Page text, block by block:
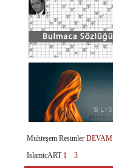
Muhteşem Resimler DEVAM
IslamicART 1 3